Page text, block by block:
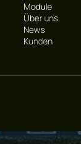
Module
Über uns
News
Kunden